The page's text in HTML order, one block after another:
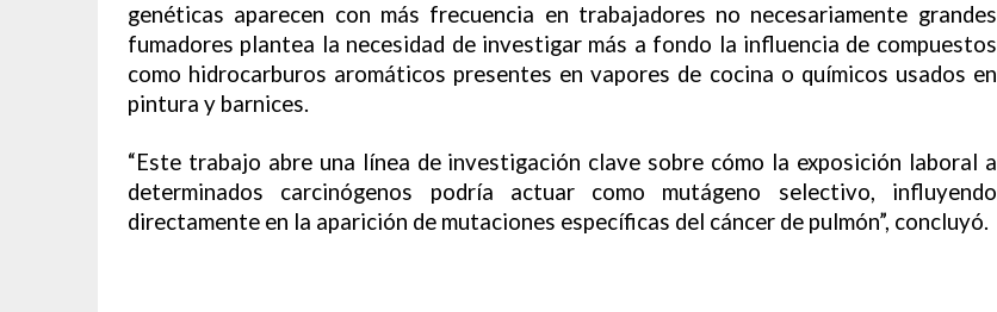
genéticas aparecen con más frecuencia en trabajadores no necesariamente grandes
fumadores plantea la necesidad de investigar más a fondo la influencia de compuestos
como hidrocarburos aromáticos presentes en vapores de cocina o químicos usados en
pintura y barnices.
“Este trabajo abre una línea de investigación clave sobre cómo la exposición laboral a
determinados carcinógenos podría actuar como mutágeno selectivo, influyendo
directamente en la aparición de mutaciones específicas del cáncer de pulmón”, concluyó.